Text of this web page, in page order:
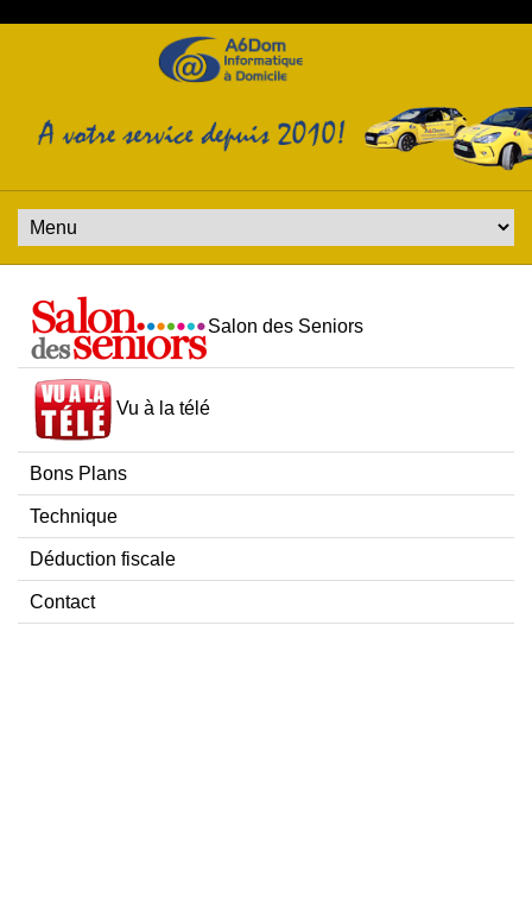
Salon des Seniors
Vu à la télé
Bons Plans
Technique
Déduction fiscale
Contact